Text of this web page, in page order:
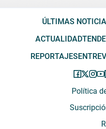
ÚLTIMAS
ACTUALIDAD
REPORTAJES
Política